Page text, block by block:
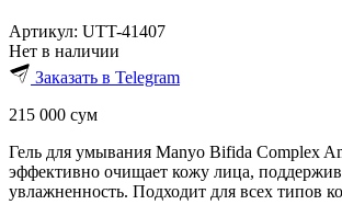
Артикул: UTT-41407
Нет в наличии
Заказать в Telegram
215 000 сум
Гель для умывания Manyo Bifida Complex
эффективно очищает кожу лица,
увлажненность. Подходит для всех типов